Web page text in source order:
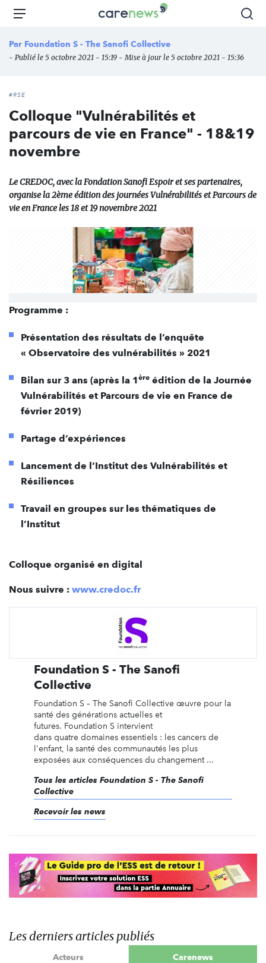
Aller
principal
Carenews,
média
des
Menu
Par Foundation S - The Sanofi Collective
- Publié le 5 octobre 2021 - 15:19 - Mise à jour le 5 octobre 2021 - 15:36
#RSE
Colloque "Vulnérabilités et
parcours de vie en France" - 18&19
novembre
Le CREDOC, avec la Fondation Sanofi Espoir et ses partenaires,
organise la 2ème édition des journées Vulnérabilités et Parcours de
vie en France les 18 et 19 novembre 2021
Programme :
Présentation des résultats de l’enquête
« Observatoire des vulnérabilités » 2021
Bilan sur 3 ans (après la 1ère édition de la Journée
Vulnérabilités et Parcours de vie en France de
février 2019)
Partage d’expériences
Lancement de l’Institut des Vulnérabilités et
Résiliences
Travail en groupes sur les thématiques de
l’Institut
Colloque organisé en digital
Nous suivre : www.credoc.fr
Foundation S - The Sanofi
Collective
Foundation S – The Sanofi Collective œuvre pour la
santé des générations actuelles et
futures. Foundation S intervient
dans quatre domaines essentiels : les cancers de
l'enfant, la santé des communautés les plus
exposées aux conséquences du changement ...
Tous les articles Foundation S - The Sanofi
Collective
Recevoir les news
Les derniers articles publiés
Acteurs Carenews